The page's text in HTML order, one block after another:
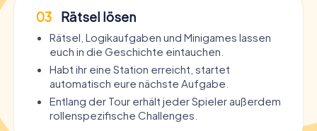
03 Rätsel lösen
Rätsel, Logikaufgaben und Minigames lassen
euch in die Geschichte eintauchen.
Habt ihr eine Station erreicht, startet
automatisch eure nächste Aufgabe.
Entlang der Tour erhält jeder Spieler außerdem
rollenspezifische Challenges.